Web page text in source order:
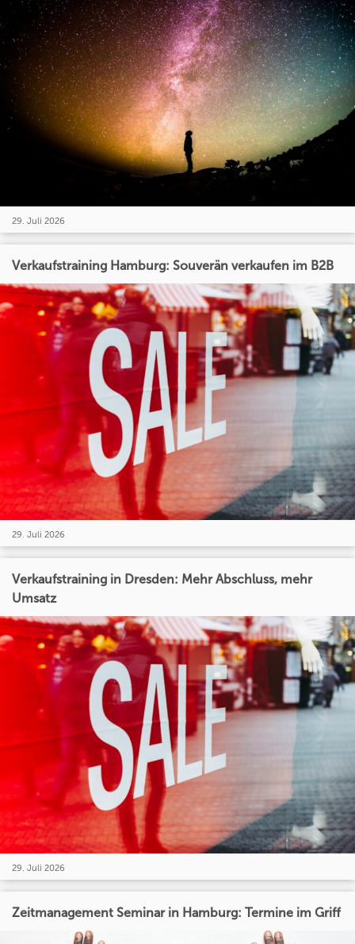
29. Juli 2026
Verkaufstraining Hamburg: Souverän verkaufen im B2B
29. Juli 2026
Verkaufstraining in Dresden: Mehr Abschluss, mehr
Umsatz
29. Juli 2026
Zeitmanagement Seminar in Hamburg: Termine im Griff